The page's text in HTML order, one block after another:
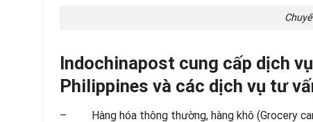
Indochinapost cung cấp dịch
Philippines và các dịch vụ tư
– Hàng hóa thông thường, hàng khô (Grocery